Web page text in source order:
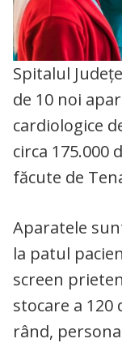
Spitalul
de 10 noi
cardiologice
circa 175.000
făcute de
Aparatele
la patul
screen
stocare a
rând,